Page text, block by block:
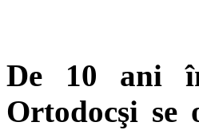
De 10 ani
Ortodocşi se